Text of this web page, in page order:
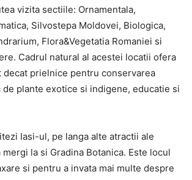
vizita sectiile: Ornamentala,
Silvostepa Moldovei, Biologica,
Flora&Vegetatia Romaniei si
Cadrul natural al acestei locatii ofera
decat prielnice pentru conservarea
plante exotice si indigene, educatie si
Iasi-ul, pe langa alte atractii ale
la si Gradina Botanica. Este locul
si pentru a invata mai multe despre